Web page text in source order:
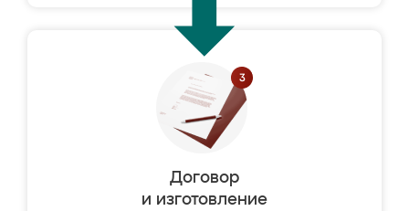
Договор
и изготовление